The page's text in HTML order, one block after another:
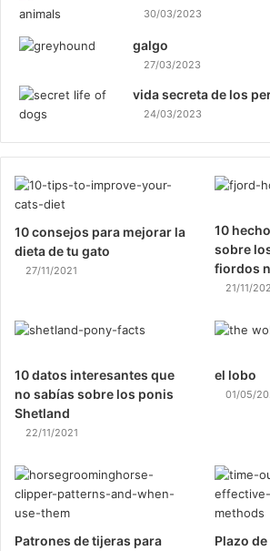
30/03/2023
galgo
27/03/2023
vida secreta de los
24/03/2023
10 consejos para mejorar la
dieta de tu gato
27/11/2021
10
sobre
fiordos
21/11/
10 datos interesantes que
no sabías sobre los ponis
Shetland
22/11/2021
el lobo
01/05/
Patrones de tijeras para
Plazo